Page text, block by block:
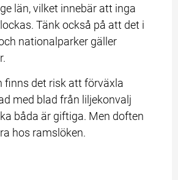
län, vilket innebär att inga
Tänk också på att det i
nationalparker gäller
finns det risk att förväxla
med blad från liljekonvalj
båda är giftiga. Men doften
hos ramslöken.